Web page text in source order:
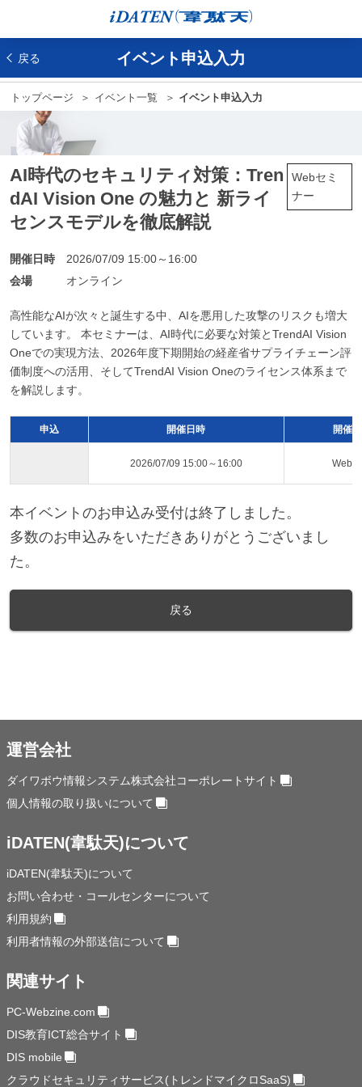
戻る イベント申込入力
トップページ イベント一覧 イベント申込入力
Webセミ
ナー
AI時代のセキュリティ対策：Tren
dAI Vision One の魅力と 新ライ
センスモデルを徹底解説
開催日時
2026/07/09 15:00～16:00
会場
オンライン
高性能なAIが次々と誕生する中、AIを悪用した攻撃のリスクも増大
しています。 本セミナーは、AI時代に必要な対策とTrendAI Vision
Oneでの実現方法、2026年度下期開始の経産省サプライチェーン評
価制度への活用、そしてTrendAI Vision Oneのライセンス体系まで
を解説します。
申込 開催日時 開催
2026/07/09 15:00～16:00 Web
本イベントのお申込み受付は終了しました。
多数のお申込みをいただきありがとうございまし
た。
戻る
運営会社
ダイワボウ情報システム株式会社コーポレートサイト
個人情報の取り扱いについて
iDATEN(韋駄天)について
iDATEN(韋駄天)について
お問い合わせ・コールセンターについて
利用規約
利用者情報の外部送信について
関連サイト
PC-Webzine.com
DIS教育ICT総合サイト
DIS mobile
クラウドセキュリティサービス(トレンドマイクロSaaS)